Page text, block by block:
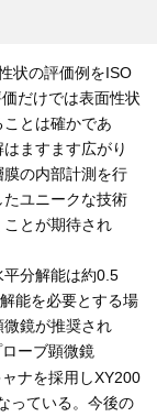
状の評価例をISO
だけでは表面性状
とは確かであ
ますます広がり
の内部計測を行
ユニークな技術
とが期待され
分解能は約0.5
能を必要とする場
鏡が推奨され
ーブ顕微鏡
ナを採用しXY200
っている。今後の